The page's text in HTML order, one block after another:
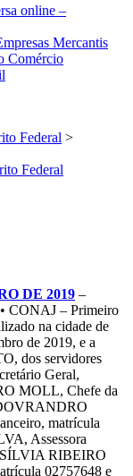
online –
Mercantis
Comércio
Federal >
DE 2019 –
CONAJ – Primeiro
na cidade de
de 2019, e a
dos servidores
Geral,
MOLL, Chefe da
matrícula
Assessora
SÍLVIA RIBEIRO
02757648 e